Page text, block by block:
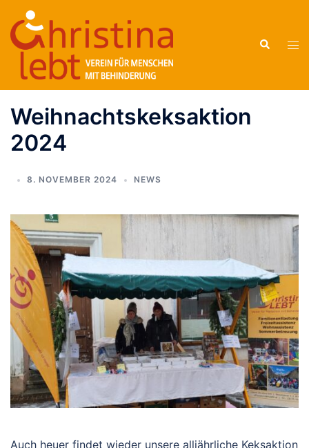
Inhalt
springen
Suche
Weihnachtskeksaktion
2024
8. NOVEMBER 2024 NEWS
Auch heuer findet wieder unsere alljährliche Keksaktion